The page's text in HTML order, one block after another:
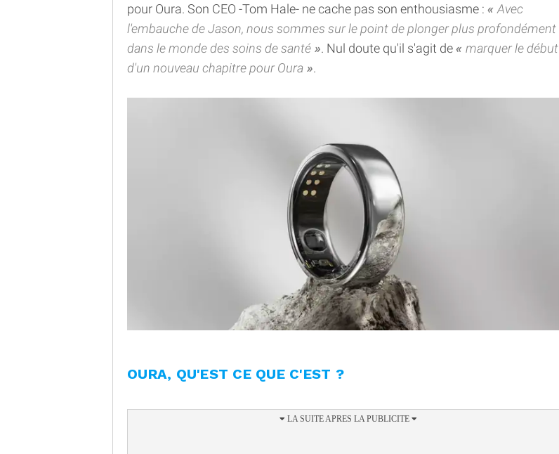
pour Oura. Son CEO -Tom Hale- ne cache pas son enthousiasme :
Avec
l'embauche de Jason, nous sommes sur le point de plonger plus profondément
dans le monde des soins de santé
. Nul doute qu'il s'agit de
marquer le début
d'un nouveau chapitre pour Oura
.
OURA, QU'EST CE QUE C'EST ?